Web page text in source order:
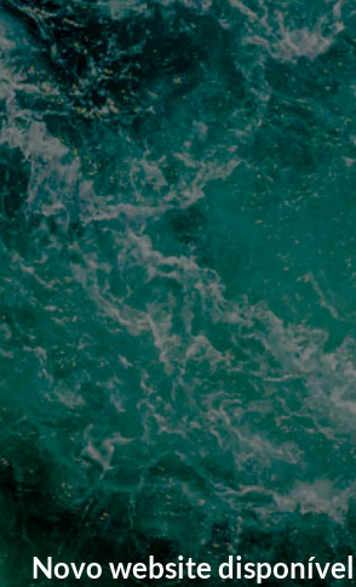
Novo website disponível